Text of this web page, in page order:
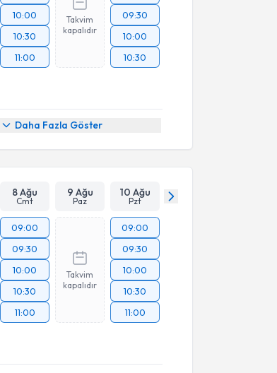
10:00
10:30
11:00
Takvim
kapalıdır
09:30
10:00
10:30
Daha Fazla Göster
8 Ağu
Cmt
9 Ağu
Paz
10 Ağu
Pzt
09:00
09:30
10:00
10:30
11:00
Takvim
kapalıdır
09:00
09:30
10:00
10:30
11:00